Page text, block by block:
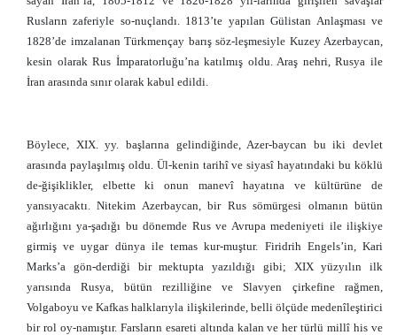
Rusların zaferiyle so-nuçlandı. 1813’te yapılan Gülistan Anlaşması ve
1828’de imzalanan Türkmençay barış söz-leşmesiyle Kuzey Azerbaycan,
kesin olarak Rus İmparatorluğu’na katılmış oldu. Araş nehri, Rusya ile
İran arasında sınır olarak kabul edildi.
Böylece, XIX. yy. başlarına gelindiğinde, Azer-baycan bu iki devlet
arasında paylaşılmış oldu. Ül-kenin tarihî ve siyasî hayatındaki bu köklü
de-ğişiklikler, elbette ki onun manevî hayatına ve kültürüne de
yansıyacaktı. Nitekim Azerbaycan, bir Rus sömürgesi olmanın bütün
ağırlığını ya-şadığı bu dönemde Rus ve Avrupa medeniyeti ile ilişkiye
girmiş ve uygar dünya ile temas kur-muştur. Firidrih Engels’in, Kari
Marks’a gön-derdiği bir mektupta yazıldığı gibi; XIX yüzyılın ilk
yarısında Rusya, bütün rezilliğine ve Slavyen çirkefine rağmen,
Volgaboyu ve Kafkas halklarıyla ilişkilerinde, belli ölçüde medenîleştirici
bir rol oy-namıştır. Farsların esareti altında kalan ve her türlü millî his ve